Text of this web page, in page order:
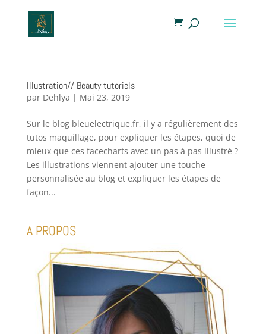
Illustration// Beauty tutoriels
par Dehlya | Mai 23, 2019
Sur le blog bleuelectrique.fr, il y a régulièrement des
tutos maquillage, pour expliquer les étapes, quoi de
mieux que ces facecharts avec un pas à pas illustré ?
Les illustrations viennent ajouter une touche
personnalisée au blog et expliquer les étapes de
façon...
A PROPOS